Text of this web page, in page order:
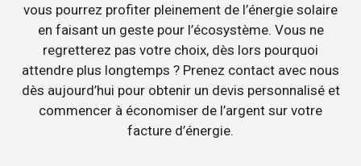
vous pourrez profiter pleinement de l’énergie solaire
en faisant un geste pour l’écosystème. Vous ne
regretterez pas votre choix, dès lors pourquoi
attendre plus longtemps ? Prenez contact avec nous
dès aujourd’hui pour obtenir un devis personnalisé et
commencer à économiser de l’argent sur votre
facture d’énergie.